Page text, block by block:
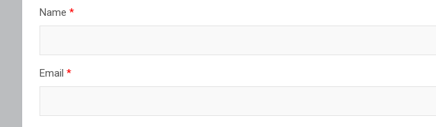
Name *
Email *